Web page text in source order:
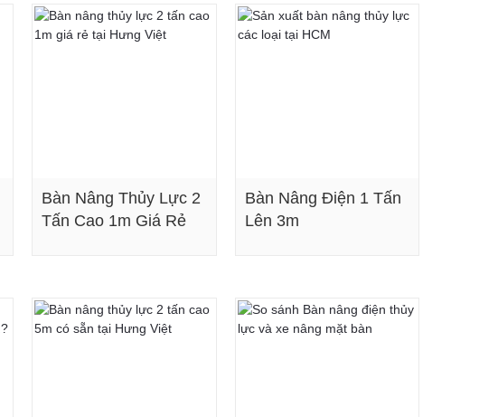
Bàn Nâng Thủy Lực 2
Tấn Cao 1m Giá Rẻ
Bàn Nâng Điện 1 Tấn
Lên 3m